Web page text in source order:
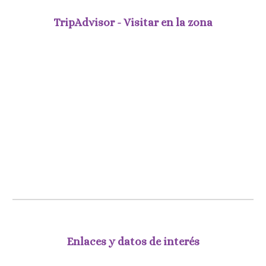
TripAdvisor - Visitar en la zona
Enlaces y datos de interés